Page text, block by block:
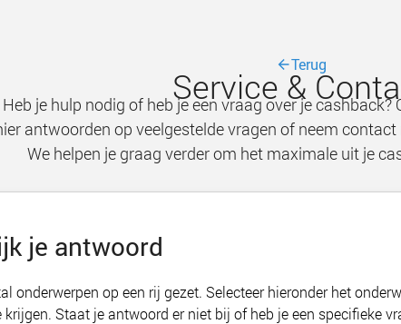
Terug
Service &
Heb je hulp nodig of heb je een vraag over je
antwoorden op veelgestelde vragen of neem
We helpen je graag verder om het maximale uit je
je antwoord
onderwerpen op een rij gezet. Selecteer hieronder het
Staat je antwoord er niet bij of heb je een specifieke